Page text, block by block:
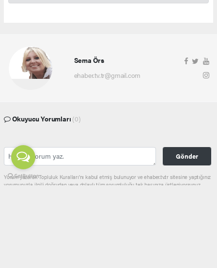
Sema Örs
ehaber.tv.tr@gmail.com
Okuyucu Yorumları (0)
Gönder
Yorum yazarak Topluluk Kuralları’nı kabul etmiş bulunuyor ve ehaber.tv.tr sitesine yaptığınız
yorumunuzla ilgili doğrudan veya dolaylı tüm sorumluluğu tek başınıza üstleniyorsunuz.